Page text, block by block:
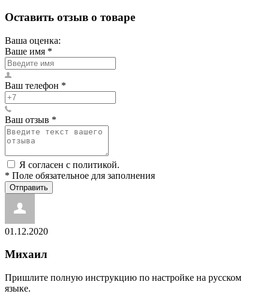
Оставить отзыв о товаре
Ваша оценка:
Ваше имя *
Ваш телефон *
Ваш отзыв *
Я согласен с политикой.
* Поле обязательное для заполнения
Отправить
01.12.2020
Михаил
Пришлите полную инструкцию по настройке на русском
языке.